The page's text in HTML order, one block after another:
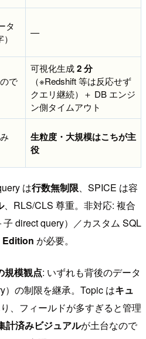
タ
—
で
可視化生成2 分
（※Redshift 等は反応せず
クエリ継続）＋ DB エンジ
ン側タイムアウト
生粒度・大規模はこちが主
役
は行数無制限、SPICE は容
、RLS/CLS 尊重。非対応: 複合
direct query）／カスタム SQL
が必要。
模観点: いずれも背後のデータ
）の制限を継承。Topic はキュ
、フィールドが多すぎると管理
計済みビジュアルが土台なので